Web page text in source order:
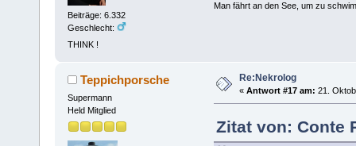
Beiträge: 6.332
Geschlecht:
THINK !
Man fährt an den See, um zu
Teppichporsche
Supermann
Held Mitglied
Re:Nekrolog
« Antwort #17 am: 21.
Zitat von: Conte